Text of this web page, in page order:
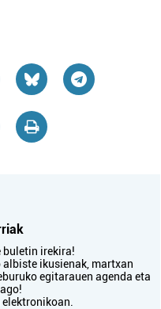
buletin irekira!
ikusienak, martxan
egitarauen agenda eta